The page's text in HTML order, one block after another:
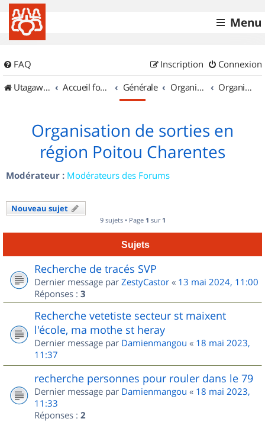
Menu
FAQ Connexion
Inscription
UtagawaVTT (Randos VTT et VTTAE avec traces GPS)
Accueil forum Générale Organisation de sorties & Recherche de partenaires Organisation de sorties en région Poitou Charentes
Organisation de sorties en
région Poitou Charentes
Modérateur : Modérateurs des Forums
Nouveau sujet
9 sujets • Page 1 sur 1
Sujets
Recherche de tracés SVP
Dernier message par ZestyCastor « 13 mai 2024, 11:00
Réponses : 3
Recherche vetetiste secteur st maixent
l'école, ma mothe st heray
Dernier message par Damienmangou « 18 mai 2023,
11:37
recherche personnes pour rouler dans le 79
Dernier message par Damienmangou « 18 mai 2023,
11:33
Réponses : 2